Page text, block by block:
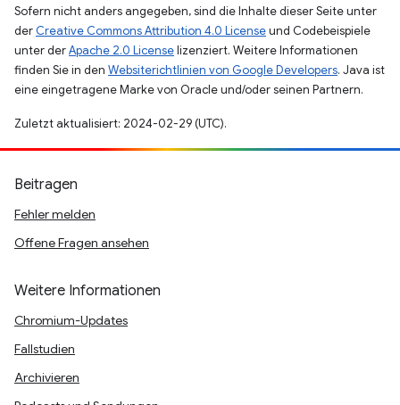
Sofern nicht anders angegeben, sind die Inhalte dieser Seite unter
der Creative Commons Attribution 4.0 Licenseund Codebeispiele
unter derApache 2.0 Licenselizenziert. Weitere Informationen
finden Sie in den Websiterichtlinien von Google Developers. Java ist
eine eingetragene Marke von Oracle und/oder seinen Partnern.
Zuletzt aktualisiert: 2024-02-29 (UTC).
Beitragen
Fehler melden
Offene Fragen ansehen
Weitere Informationen
Chromium-Updates
Fallstudien
Archivieren